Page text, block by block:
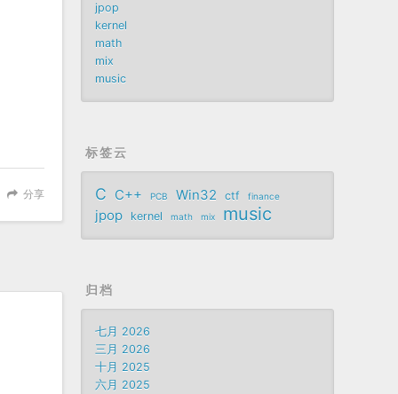
分享
jpop
kernel
math
mix
music
标签云
C C++ PCB Win32 ctf finance
jpop kernel math mix music
归档
七月 2026
三月 2026
十月 2025
六月 2025